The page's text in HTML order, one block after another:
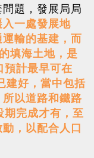
題，發展局局
一處發展地
輸的基建，而
填海土地，是
預計最早可在
建好，當中包括
以道路和鐵路
期完成才有，至
，以配合人口